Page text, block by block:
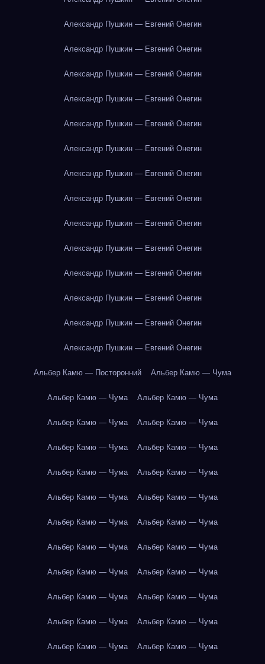
Александр Пушкин — Евгений Онегин
Александр Пушкин — Евгений Онегин
Александр Пушкин — Евгений Онегин
Александр Пушкин — Евгений Онегин
Александр Пушкин — Евгений Онегин
Александр Пушкин — Евгений Онегин
Александр Пушкин — Евгений Онегин
Александр Пушкин — Евгений Онегин
Александр Пушкин — Евгений Онегин
Александр Пушкин — Евгений Онегин
Александр Пушкин — Евгений Онегин
Александр Пушкин — Евгений Онегин
Александр Пушкин — Евгений Онегин
Александр Пушкин — Евгений Онегин
Альбер Камю — Посторонний Альбер Камю — Чума
Альбер Камю — Чума Альбер Камю — Чума
Альбер Камю — Чума Альбер Камю — Чума
Альбер Камю — Чума Альбер Камю — Чума
Альбер Камю — Чума Альбер Камю — Чума
Альбер Камю — Чума Альбер Камю — Чума
Альбер Камю — Чума Альбер Камю — Чума
Альбер Камю — Чума Альбер Камю — Чума
Альбер Камю — Чума Альбер Камю — Чума
Альбер Камю — Чума Альбер Камю — Чума
Альбер Камю — Чума Альбер Камю — Чума
Альбер Камю — Чума Альбер Камю — Чума